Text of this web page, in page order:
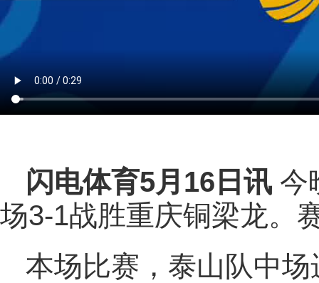
闪电体育5月16日讯 今
场3-1战胜重庆铜梁龙。
本场比赛，泰山队中